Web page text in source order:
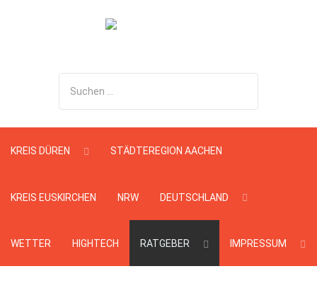
KREIS DÜREN STÄDTEREGION AACHEN
KREIS EUSKIRCHEN NRW DEUTSCHLAND
WETTER HIGHTECH RATGEBER IMPRESSUM